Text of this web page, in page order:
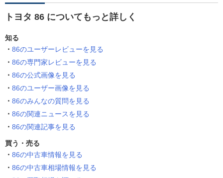
トヨタ 86 についてもっと詳しく
知る
86のユーザーレビューを見る
86の専門家レビューを見る
86の公式画像を見る
86のユーザー画像を見る
86のみんなの質問を見る
86の関連ニュースを見る
86の関連記事を見る
買う・売る
86の中古車情報を見る
86の中古車相場情報を見る